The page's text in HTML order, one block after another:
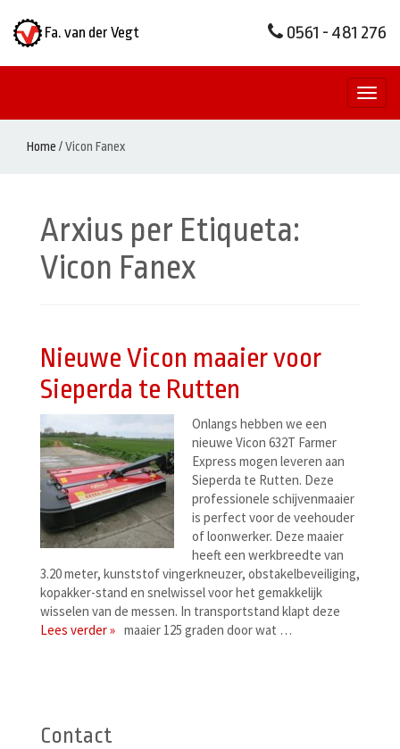
Fa. van der Vegt 0561 - 481 276
Home /Vicon Fanex
Arxius per Etiqueta:
Vicon Fanex
Nieuwe Vicon maaier voor
Sieperda te Rutten
Onlangs hebben we een
nieuwe Vicon 632T Farmer
Express mogen leveren aan
Sieperda te Rutten. Deze
professionele schijvenmaaier
is perfect voor de veehouder
of loonwerker. Deze maaier
heeft een werkbreedte van
3.20 meter, kunststof vingerkneuzer, obstakelbeveiliging,
kopakker-stand en snelwissel voor het gemakkelijk
wisselen van de messen. In transportstand klapt deze
maaier 125 graden door wat …
Lees verder »
Contact